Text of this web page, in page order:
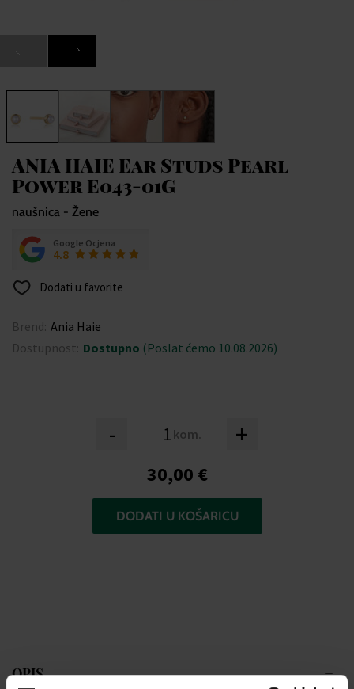
ANIA HAIE Ear Studs Pearl
Power E043-01G
naušnica - Žene
Google Ocjena
4.8
Dodati u favorite
Brend: Ania Haie
Dostupnost: Dostupno (Poslat ćemo 10.08.2026)
- kom. +
30,00 €
DODATI U KOŠARICU
OPIS